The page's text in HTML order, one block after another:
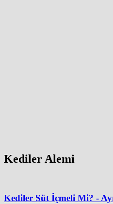
Kediler Alemi
Kediler Süt İçmeli Mi? -